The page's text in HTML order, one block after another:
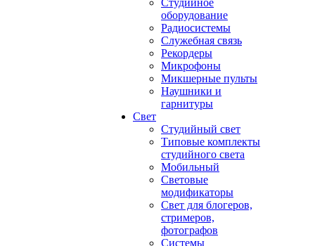
Студийное
оборудование
Радиосистемы
Служебная связь
Рекордеры
Микрофоны
Микшерные пульты
Наушники и
гарнитуры
Свет
Студийный свет
Типовые комплекты
студийного света
Мобильный
Световые
модификаторы
Свет для блогеров,
стримеров,
фотографов
Системы